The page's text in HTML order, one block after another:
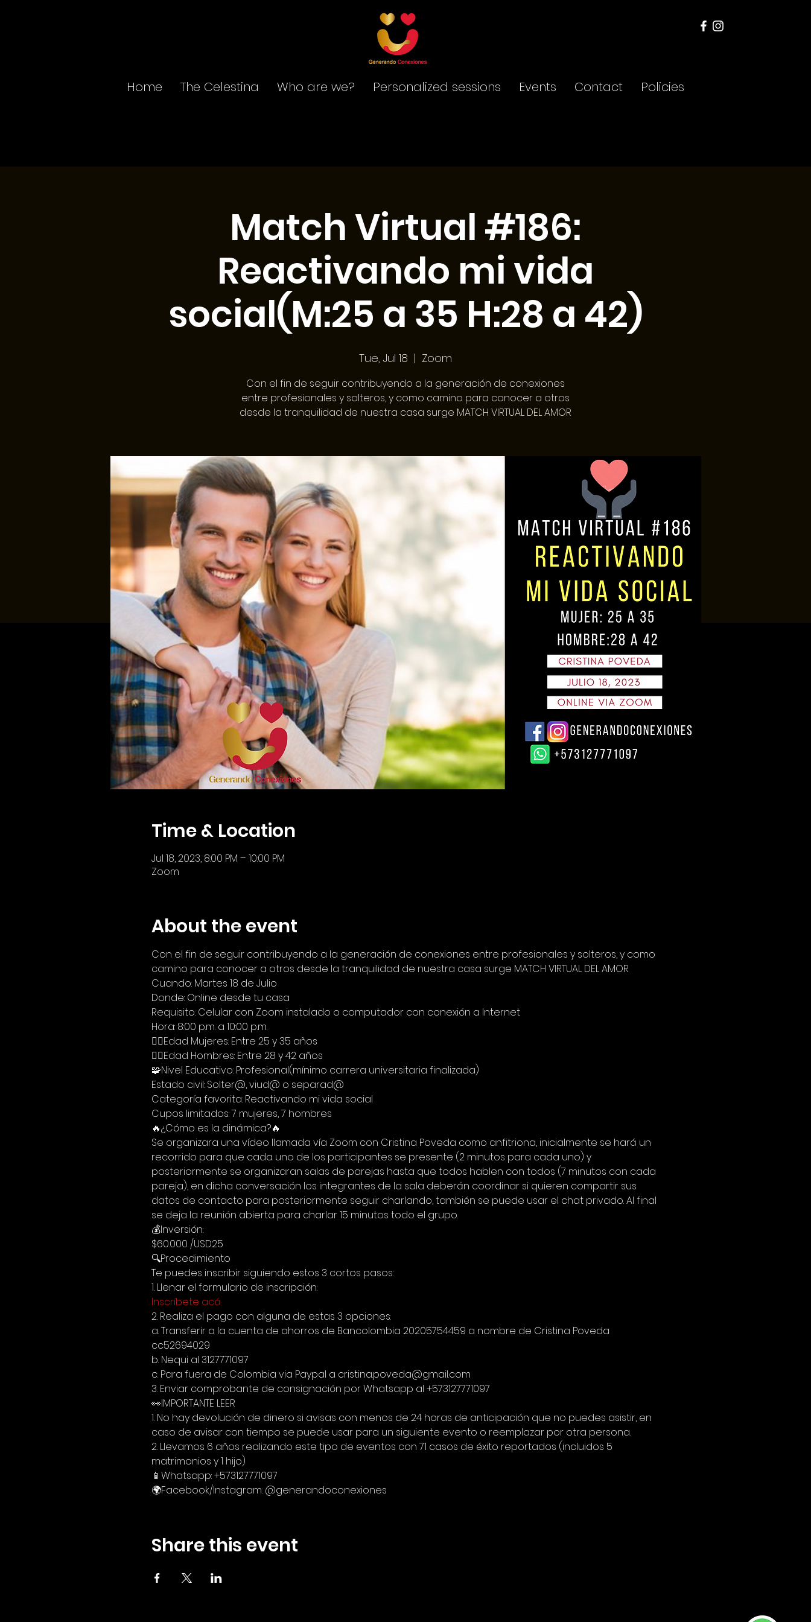
Home The Celestina Who are we? Personalized sessions Events Contact Policies
Match Virtual #186:
Reactivando mi vida
social(M:25 a 35 H:28 a 42)
Tue, Jul 18
  |
Zoom
Con el fin de seguir contribuyendo a la generación de conexiones
entre profesionales y solteros, y como camino para conocer a otros
desde la tranquilidad de nuestra casa surge MATCH VIRTUAL DEL AMOR
Time & Location
Jul 18, 2023, 8:00 PM – 10:00 PM
Zoom
About the event
Con el fin de seguir contribuyendo a la generación de conexiones entre profesionales y solteros, y como
camino para conocer a otros desde la tranquilidad de nuestra casa surge MATCH VIRTUAL DEL AMOR
Cuando: Martes 18 de Julio
Donde: Online desde tu casa
Requisito: Celular con Zoom instalado o computador con conexión a Internet
Hora: 8:00 p.m. a 10:00 p.m.
🙋‍♀Edad Mujeres: Entre 25 y 35 años
🙋‍♂Edad Hombres: Entre 28 y 42 años
🧩Nivel Educativo: Profesional(mínimo carrera universitaria finalizada)
Estado civil: Solter@, viud@ o separad@
Categoría favorita: Reactivando mi vida social
Cupos limitados: 7 mujeres, 7 hombres
🔥¿Cómo es la dinámica?🔥
Se organizara una vídeo llamada vía Zoom con Cristina Poveda como anfitriona, inicialmente se hará un
recorrido para que cada uno de los participantes se presente (2 minutos para cada uno) y
posteriormente se organizaran salas de parejas hasta que todos hablen con todos (7 minutos con cada
pareja), en dicha conversación los integrantes de la sala deberán coordinar si quieren compartir sus
datos de contacto para posteriormente seguir charlando, también se puede usar el chat privado. Al final
se deja la reunión abierta para charlar 15 minutos todo el grupo.
💰Inversión:
$60.000 /USD25
🔍Procedimiento
Te puedes inscribir siguiendo estos 3 cortos pasos:
1. Llenar el formulario de inscripción:
Inscríbete acá
2. Realiza el pago con alguna de estas 3 opciones:
a. Transferir a la cuenta de ahorros de Bancolombia 20205754459 a nombre de Cristina Poveda
cc52694029
b. Nequi al 3127771097
c. Para fuera de Colombia via Paypal a cristina.poveda@gmail.com
3. Enviar comprobante de consignación por Whatsapp al +573127771097
👀IMPORTANTE LEER
1. No hay devolución de dinero si avisas con menos de 24 horas de anticipación que no puedes asistir, en
caso de avisar con tiempo se puede usar para un siguiente evento o reemplazar por otra persona.
2. Llevamos 6 años realizando este tipo de eventos con 71 casos de éxito reportados (incluidos 5
matrimonios y 1 hijo)
📱Whatsapp: +573127771097
🌍Facebook/Instagram: @generandoconexiones
Share this event